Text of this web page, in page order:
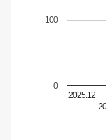
2025.12
0
100